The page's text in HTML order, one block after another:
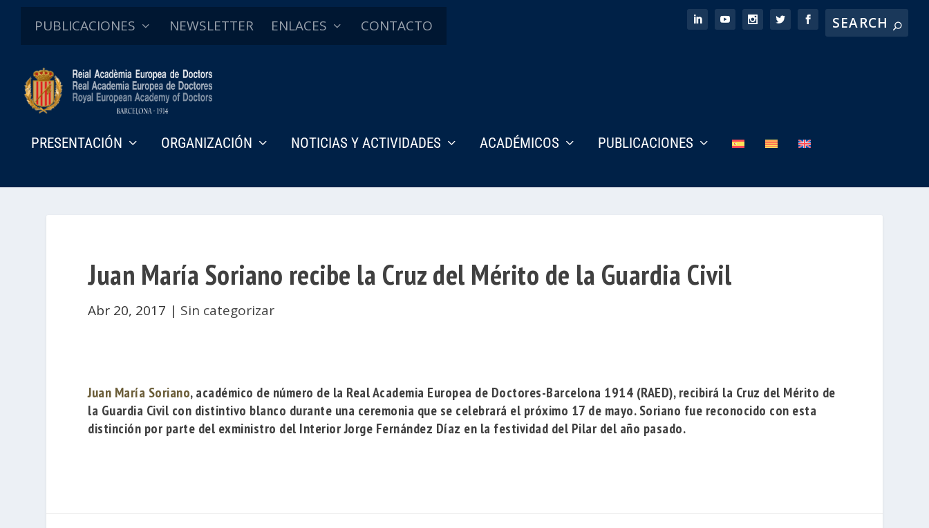
PUBLICACIONES NEWSLETTER ENLACES CONTACTO
PRESENTACIÓN ORGANIZACIÓN NOTICIAS Y ACTIVIDADES ACADÉMICOS PUBLICACIONES
Juan María Soriano recibe la Cruz del Mérito de la Guardia Civil
Abr 20, 2017 | Sin categorizar
Juan María Soriano, académico de número de la Real Academia Europea de Doctores-Barcelona 1914 (RAED), recibirá la Cruz del Mérito de
la Guardia Civil con distintivo blanco durante una ceremonia que se celebrará el próximo 17 de mayo. Soriano fue reconocido con esta
distinción por parte del exministro del InteriorJorge Fernández Díaz en la festividad del Pilar del año pasado.